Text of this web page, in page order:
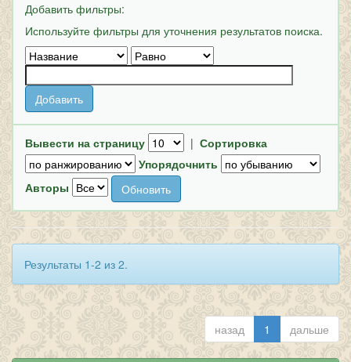
Добавить фильтры:
Используйте фильтры для уточнения результатов поиска.
Вывести на страницу | Сортировка
Упорядочнить
Авторы
Результаты 1-2 из 2.
назад 1 дальше